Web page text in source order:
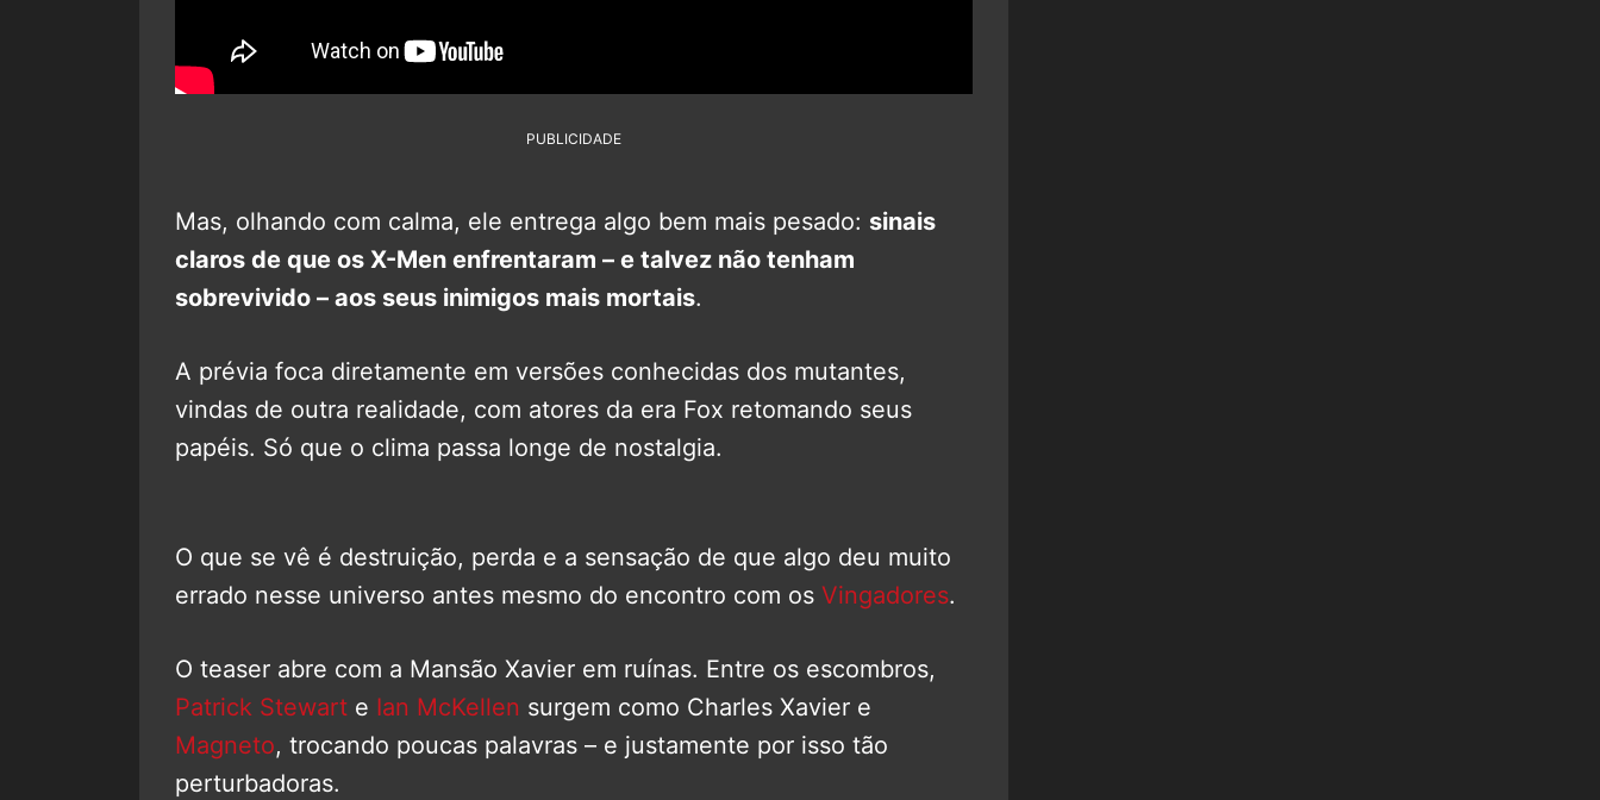
PUBLICIDADE
Mas, olhando com calma, ele entrega algo bem mais pesado: sinais
claros de que os X-Men enfrentaram – e talvez não tenham
sobrevivido – aos seus inimigos mais mortais.
A prévia foca diretamente em versões conhecidas dos mutantes,
vindas de outra realidade, com atores da era Fox retomando seus
papéis. Só que o clima passa longe de nostalgia.
O que se vê é destruição, perda e a sensação de que algo deu muito
errado nesse universo antes mesmo do encontro com os Vingadores.
O teaser abre com a Mansão Xavier em ruínas. Entre os escombros,
Patrick Stewart e Ian McKellen surgem como Charles Xavier e
Magneto, trocando poucas palavras – e justamente por isso tão
perturbadoras.